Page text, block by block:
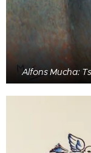
Alfons Mucha: